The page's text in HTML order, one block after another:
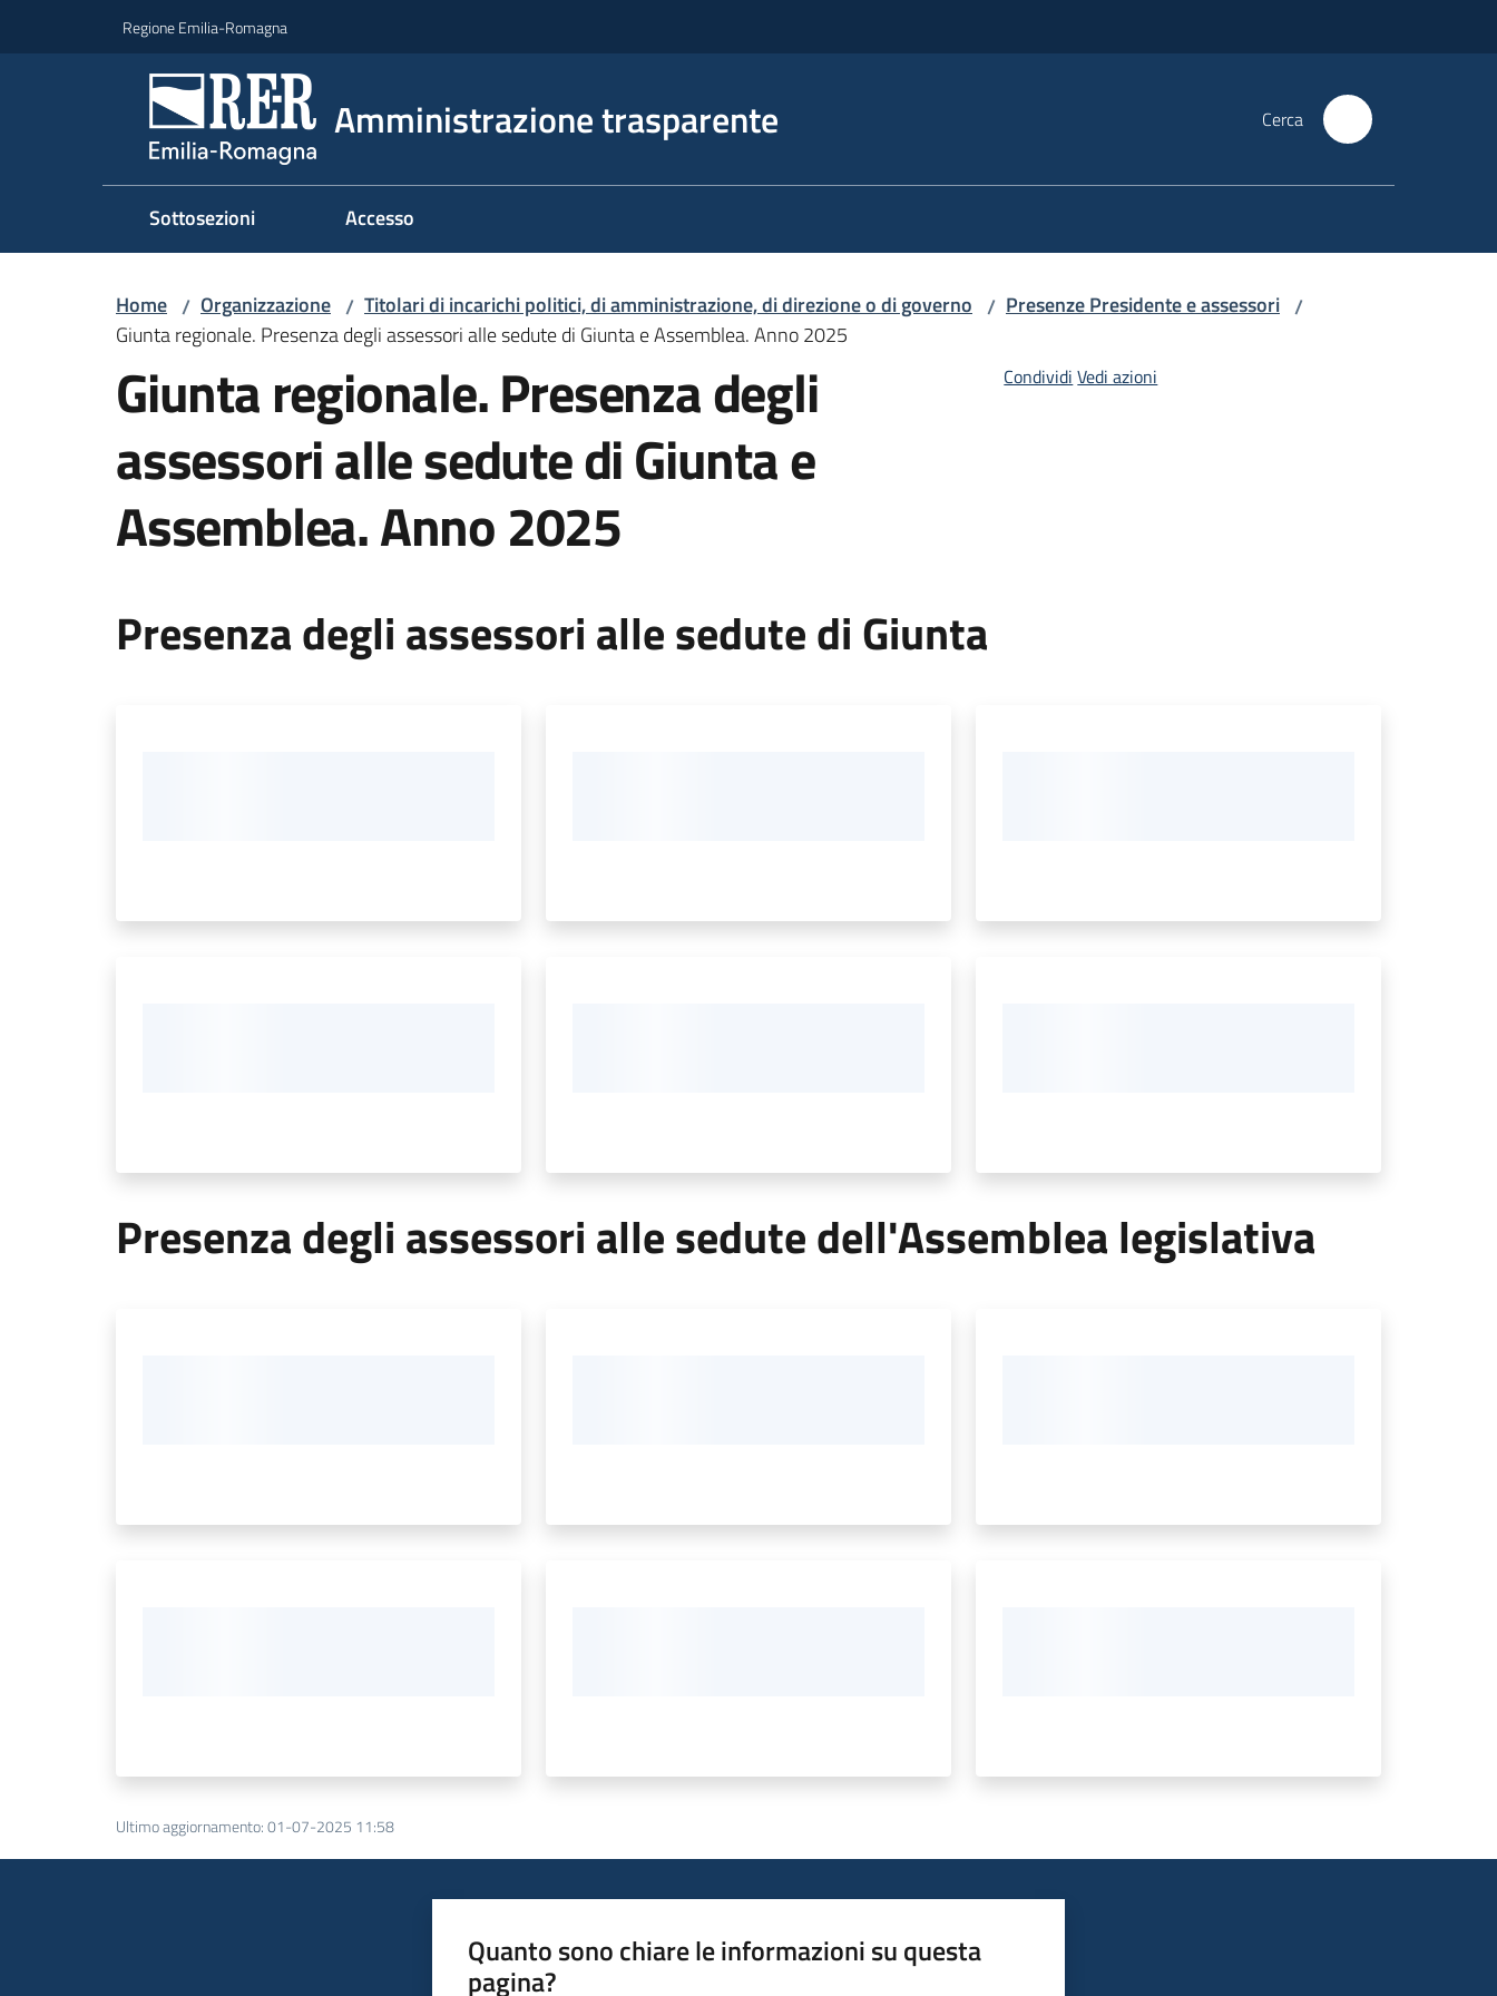
Regione Emilia-Romagna
Amministrazione trasparente Cerca
Sottosezioni Accesso
Home / Organizzazione / Titolari di incarichi politici, di amministrazione, di direzione o di governo / Presenze Presidente e assessori /
Giunta regionale. Presenza degli assessori alle sedute di Giunta e Assemblea. Anno 2025
Giunta regionale. Presenza degli
assessori alle sedute di Giunta e
Assemblea. Anno 2025
Condividi Vedi azioni
Presenza degli assessori alle sedute di Giunta
Presenza degli assessori alle sedute dell'Assemblea legislativa
Ultimo aggiornamento:01-07-2025 11:58
Quanto sono chiare le informazioni su questa
pagina?